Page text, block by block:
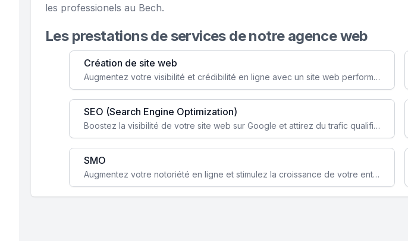
les professionels au Bech.
Les prestations de services de notre agence web
Création de site web
Augmentez votre visibilité et crédibilité en ligne avec un site web performant, conçu pour attirer plus de clients.
SEO (Search Engine Optimization)
Boostez la visibilité de votre site web sur Google et attirez du trafic qualifié grâce à nos stratégies SEO.
SMO
Augmentez votre notoriété en ligne et stimulez la croissance de votre entreprise grâce à une stratégie sociale sur mesure.